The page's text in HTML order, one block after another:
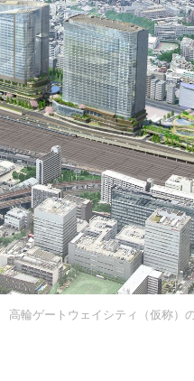
高輪ゲートウェイシティ（仮称）